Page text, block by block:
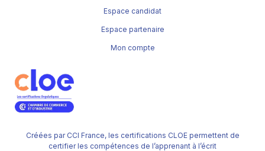
Créées par CCI France, les certifications CLOE permettent de
certifier les compétences de l’apprenant à l’écrit
Espace candidat
Espace partenaire
Mon compte